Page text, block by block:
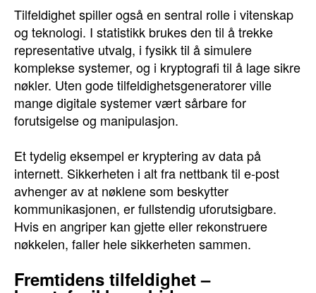
Tilfeldighet spiller også en sentral rolle i vitenskap
og teknologi. I statistikk brukes den til å trekke
representative utvalg, i fysikk til å simulere
komplekse systemer, og i kryptografi til å lage sikre
nøkler. Uten gode tilfeldighetsgeneratorer ville
mange digitale systemer vært sårbare for
forutsigelse og manipulasjon.
Et tydelig eksempel er kryptering av data på
internett. Sikkerheten i alt fra nettbank til e-post
avhenger av at nøklene som beskytter
kommunikasjonen, er fullstendig uforutsigbare.
Hvis en angriper kan gjette eller rekonstruere
nøkkelen, faller hele sikkerheten sammen.
Fremtidens tilfeldighet –